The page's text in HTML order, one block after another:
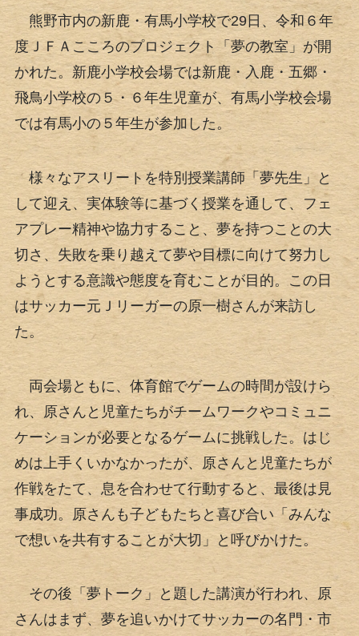
熊野市内の新鹿・有馬小学校で29日、令和６年
度ＪＦＡこころのプロジェクト「夢の教室」が開
かれた。新鹿小学校会場では新鹿・入鹿・五郷・
飛鳥小学校の５・６年生児童が、有馬小学校会場
では有馬小の５年生が参加した。
様々なアスリートを特別授業講師「夢先生」と
して迎え、実体験等に基づく授業を通して、フェ
アプレー精神や協力すること、夢を持つことの大
切さ、失敗を乗り越えて夢や目標に向けて努力し
ようとする意識や態度を育むことが目的。この日
はサッカー元Ｊリーガーの原一樹さんが来訪し
た。
両会場ともに、体育館でゲームの時間が設けら
れ、原さんと児童たちがチームワークやコミュニ
ケーションが必要となるゲームに挑戦した。はじ
めは上手くいかなかったが、原さんと児童たちが
作戦をたて、息を合わせて行動すると、最後は見
事成功。原さんも子どもたちと喜び合い「みんな
で想いを共有することが大切」と呼びかけた。
その後「夢トーク」と題した講演が行われ、原
さんはまず、夢を追いかけてサッカーの名門・市